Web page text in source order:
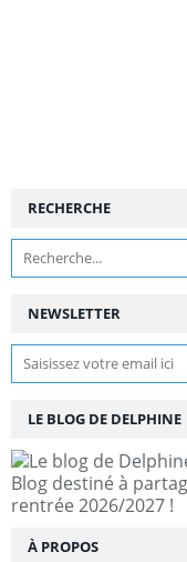
NEWSLETTER
RECHERCHE
LE BLOG DE DELPHINE
Blog destiné à
rentrée 2026/2027 !
À PROPOS